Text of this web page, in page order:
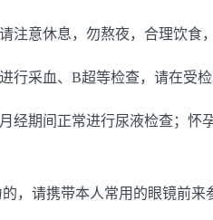
请注意休息，勿熬夜，合理饮食
进行采血、B超等检查，请在受
经期间 正常进行尿液检查；怀
，请携带本人常用的眼镜前来